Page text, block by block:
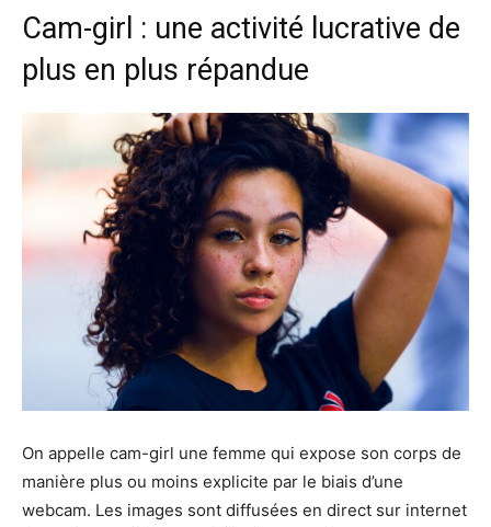
Cam-girl : une activité lucrative de
plus en plus répandue
On appelle cam-girl une femme qui expose son corps de
manière plus ou moins explicite par le biais d’une
webcam. Les images sont diffusées en direct sur internet